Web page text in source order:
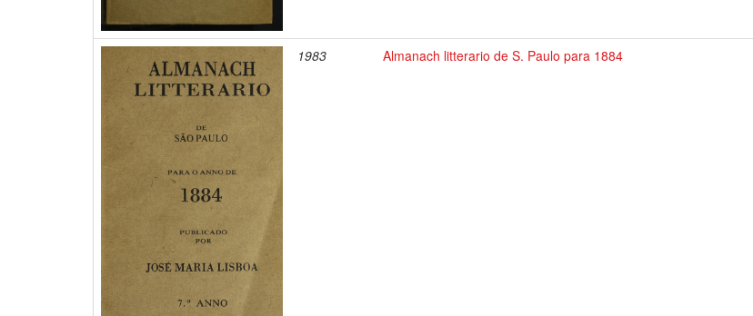
1983 Almanach litterario de S. Paulo para 1884